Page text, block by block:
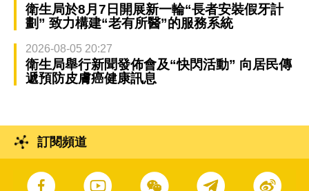
衛生局於8月7日開展新一輪“長者安裝假牙計
劃” 致力構建“老有所醫”的服務系統
2026-08-05 20:27
衛生局舉行新聞發佈會及“快閃活動” 向居民傳
遞預防皮膚癌健康訊息
訂閱頻道